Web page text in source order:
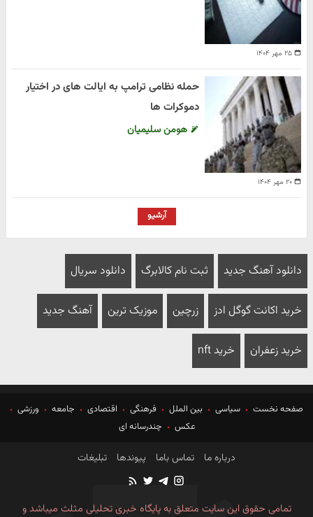
۲۵ مهر ۱۴۰۴
۲۰ مهر ۱۴۰۴
حمله نظامی ترامپ به ایالت های در اختیار
دموکرات ها
هومن سلیمیان
آرشیو
دانلود آهنگ جدید ثبت نام کالابرگ دانلود سریال
خرید اکانت گوگل ادز زرچین موزیک ترین آهنگ جدید
خرید زعفران خرید nft
صفحه نخست سیاسی بین الملل فرهنگی اقتصادی جامعه
ورزشی
عکس
چندرسانه ای
درباره ما تماس باما پیوندها تبلیغات
تمامی حقوق این سایت متعلق به پایگاه خبری تحلیلی مثلث میباشد و